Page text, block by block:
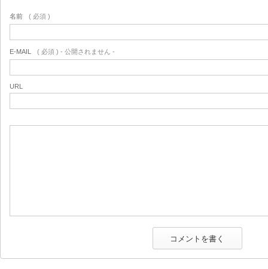
名前 ( 必須 )
E-MAIL ( 必須 ) - 公開されません -
URL